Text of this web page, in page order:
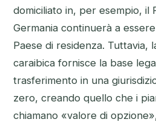
domiciliato in, per esempio, il
Germania continuerà a
Paese di residenza. Tuttavia,
caraibica fornisce la base
trasferimento in una
zero, creando quello che i
chiamano «valore di